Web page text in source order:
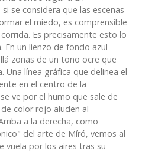
se considera que las escenas
el miedo, es comprensible
Es precisamente esto lo
En un lienzo de fondo azul
zonas de un tono ocre que
Una línea gráfica que delinea el
en el centro de la
ve por el humo que sale de
color rojo aluden al
a la derecha, como
del arte de Míró, vemos al
por los aires tras su